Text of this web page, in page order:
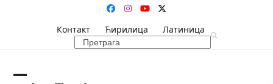
Facebook
Instagram
YouTubeTwitter
Контакт
Ћирилица
Латиница
Search